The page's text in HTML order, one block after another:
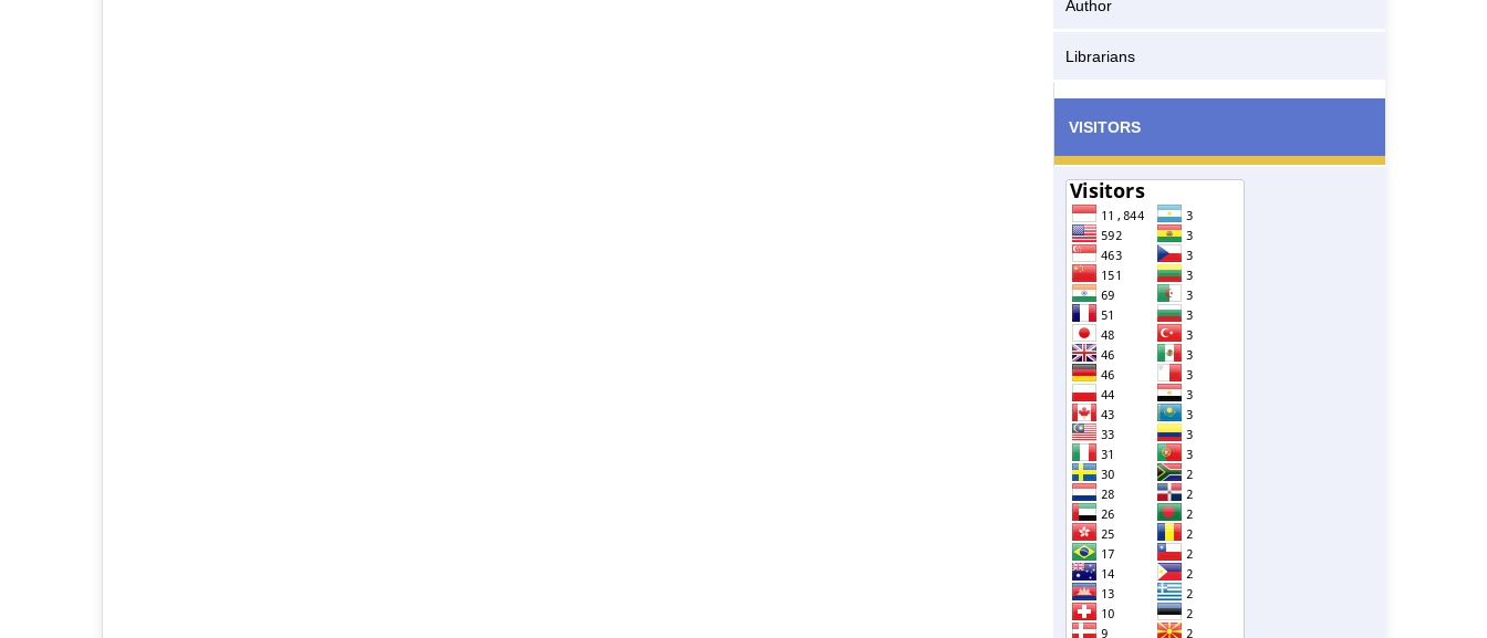
Author
Librarians
VISITORS